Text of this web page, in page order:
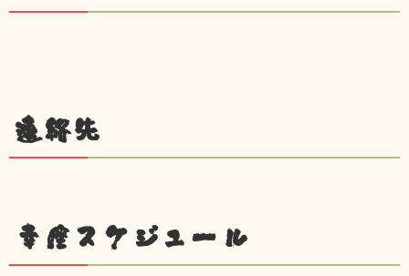
連絡先
幸座スケジュール